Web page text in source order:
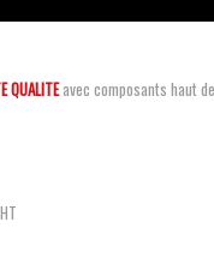
QUALITE avec composants haut